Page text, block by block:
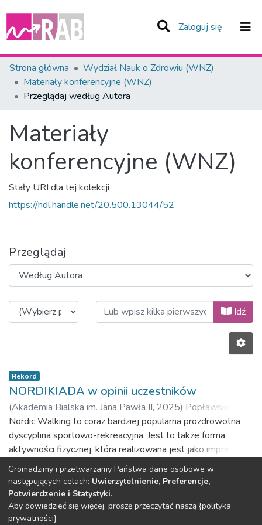
Zaloguj się (current)
Zespoły i Kolekcje
Całe Repozytorium
Strona główna
Wydział Nauk o Zdrowiu (WNZ)
Materiały konferencyjne (WNZ)
Przeglądaj według Autora
Materiały
konferencyjne (WNZ)
Stały URI dla tej kolekcji
https://hdl.handle.net/20.500.13044/52
Przeglądaj
Przeglądanie Materiały Idź
Rekord
NORDIKIADA w opinii uczestników
(Akademia Bialska im. Jana Pawła II, 2025) Popławski,
Ireneusz;Bergier, Barbara
Nordic Walking to coraz bardziej popularna prozdrowotna
dyscyplina sportowo-rekreacyjna. Jest to także forma
aktywności fizycznej, która realizowana jest jako impreza
sportowo-rekreacyjna pod nazwą NORDIKIADA. Głównym
celem pracy było poznanie opinii uczestników Rajdów
Turystycznych NORDIKIADA na temat ich organizacji w
latach 2020-2023. Materiał do realizacji powyższego celu
zebrano od 105 uczestników NORDIKIAD. Główną metodą,
Poprzedni Następny
DSpace software
Gromadzimy i przetwarzamy Państwa dane osobowe w
następujących celach: Uwierzytelnienie, Preferencje,
Potwierdzenie i Statystyki.
Aby dowiedzieć się więcej, proszę przeczytać naszą {polityka
prywatności}.